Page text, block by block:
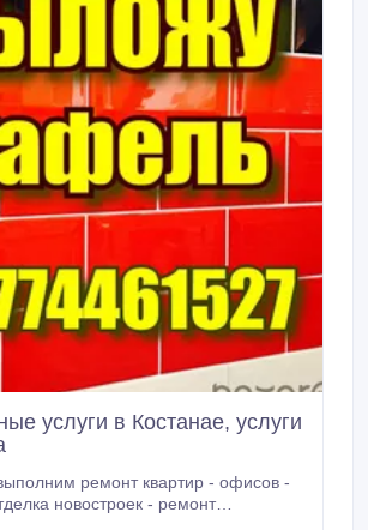
услуги в Костанае, услуги
ремонт квартир - офисов -
новостроек - ремонт